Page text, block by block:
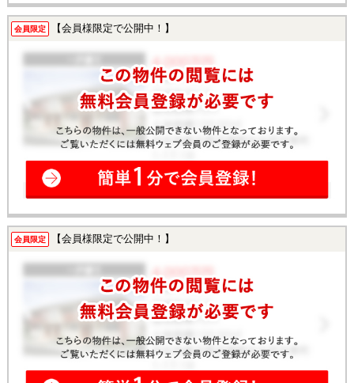
会員限定 【会員様限定で公開中！】
会員限定 【会員様限定で公開中！】